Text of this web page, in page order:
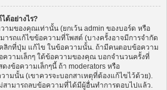
ด้อย่างไร?
มของคุณเท่านั้น (ยกเว้น admin ของบอร์ด หรือ
ารถแก้ไขข้อความที่โพสต์ (บางครั้งอาจมีการจำกัด
ลิกที่ปุ่ม แก้ไข ในข้อความนั้น. ถ้ามีคนตอบข้อความ
วามเล็กๆ ใต้ข้อความของคุณ บอกจำนวนครั้งที่
งข้อความเล็กๆนี้ ถ้า moderators หรือ
ามนั้น (เขาควรจะบอกสาเหตุที่ต้องแก้ไขไว้ด้วย).
สามารถลบข้อความที่ได้มีผู้อื่นทำการตอบไปแล้ว.